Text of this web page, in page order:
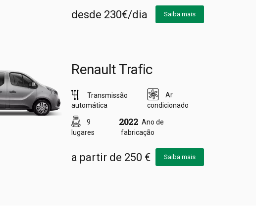
desde 230€/dia Saiba mais
Renault Trafic
Transmissão
automática
Ar
condicionado
9
lugares
2022 Ano de
fabricação
a partir de 250 € Saiba mais